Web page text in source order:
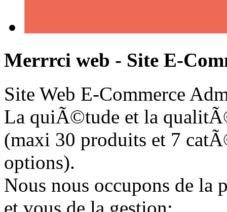
Merrrci web - Site E-
Site Web E-Commerce
La quiÃ©tude et la
(maxi 30 produits et 7
options).
Nous nous occupons de la
et vous de la gestion: